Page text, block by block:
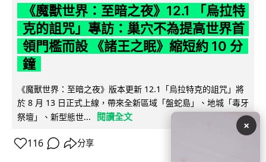
《魔獸世界：至暗之夜》12.1 「烏拉特
克的詛咒」專訪：巢穴不為提高世界首
領門檻而設 《諸王之眠》縮短約 10 分
鐘
《魔獸世界：至暗之夜》版本更新 12.1「烏拉特克的詛咒」將
於 8 月 13 日正式上線，帶來全新區域「盤蛇島」、地城「毒牙
祭壇」、新型態世...
閱讀全文
116 分享
×